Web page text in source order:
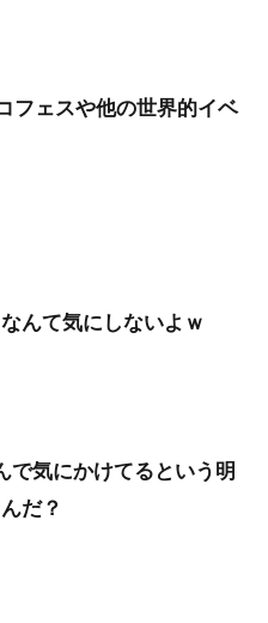
フェスや他の世界的イベ
んて気にしないよｗ
で気にかけてるという明
だ？